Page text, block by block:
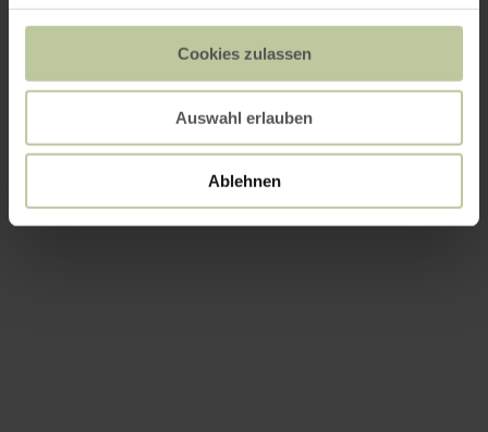
Cookies zulassen
Auswahl erlauben
Ablehnen